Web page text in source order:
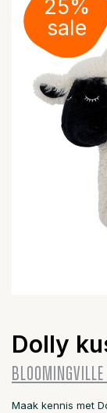
25%
sale
Dolly
BLOOMINGVILLE
Maak kennis met